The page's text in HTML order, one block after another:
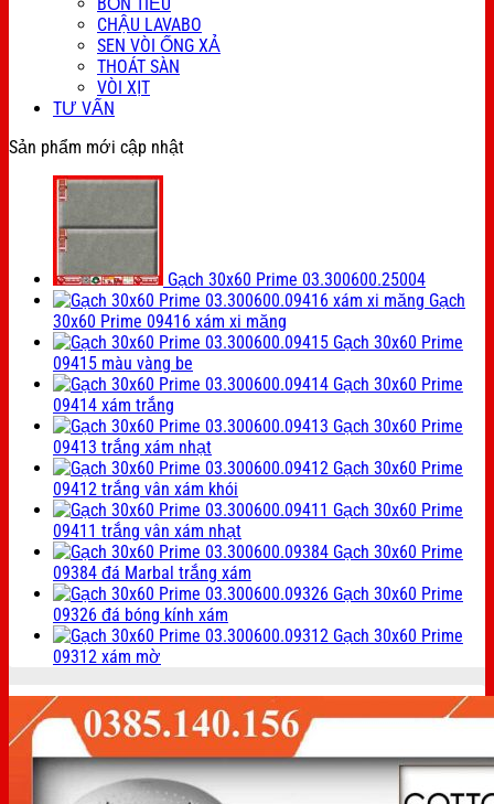
CHẬU LAVABO
SEN VÒI ỐNG XẢ
THOÁT SÀN
VÒI XỊT
TƯ VẤN
Sản phẩm mới cập nhật
Gạch 30x60 Prime 03.300600.25004
Gạch
30x60 Prime 09416 xám xi măng
Gạch 30x60 Prime
09415 màu vàng be
Gạch 30x60 Prime
09414 xám trắng
Gạch 30x60 Prime
09413 trắng xám nhạt
Gạch 30x60 Prime
09412 trắng vân xám khói
Gạch 30x60 Prime
09411 trắng vân xám nhạt
Gạch 30x60 Prime
09384 đá Marbal trắng xám
Gạch 30x60 Prime
09326 đá bóng kính xám
Gạch 30x60 Prime
09312 xám mờ